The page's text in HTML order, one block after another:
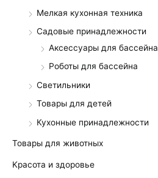
Мелкая кухонная техника
Садовые принадлежности
Аксессуары для бассейна
Роботы для бассейна
Светильники
Товары для детей
Кухонные принадлежности
Товары для животных
Kрасота и здоровье